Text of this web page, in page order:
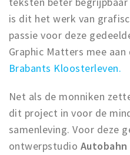
is dit het werk van
passie voor deze
Graphic Matters mee aan
Brabants Kloosterleven.
Net als de monniken
dit project in voor de
samenleving. Voor deze
ontwerpstudio Autobahn